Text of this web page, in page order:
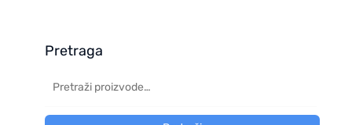
Pretraga